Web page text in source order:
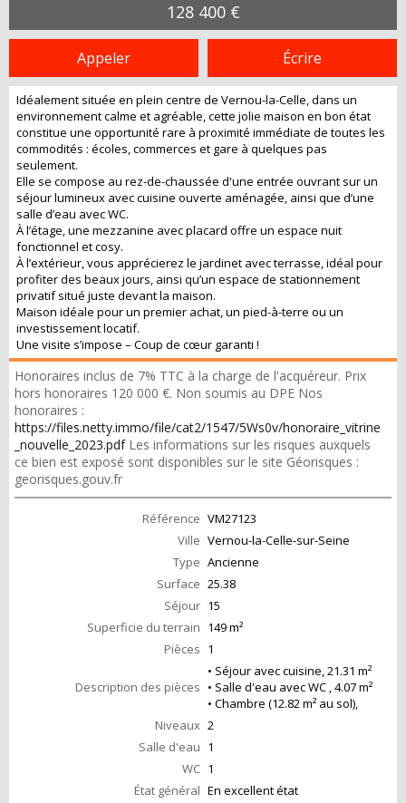
128 400 €
Appeler Écrire
Idéalement située en plein centre de Vernou-la-Celle, dans un
environnement calme et agréable, cette jolie maison en bon état
constitue une opportunité rare à proximité immédiate de toutes les
commodités : écoles, commerces et gare à quelques pas
seulement.
Elle se compose au rez-de-chaussée d'une entrée ouvrant sur un
séjour lumineux avec cuisine ouverte aménagée, ainsi que d’une
salle d’eau avec WC.
À l’étage, une mezzanine avec placard offre un espace nuit
fonctionnel et cosy.
À l’extérieur, vous apprécierez le jardinet avec terrasse, idéal pour
profiter des beaux jours, ainsi qu’un espace de stationnement
privatif situé juste devant la maison.
Maison idéale pour un premier achat, un pied-à-terre ou un
investissement locatif.
Une visite s’impose – Coup de cœur garanti !
Honoraires inclus de 7% TTC à la charge de l'acquéreur. Prix
hors honoraires 120 000 €. Non soumis au DPE Nos
honoraires :
https://files.netty.immo/file/cat2/1547/5Ws0v/honoraire_vitrine
_nouvelle_2023.pdfLes informations sur les risques auxquels
ce bien est exposé sont disponibles sur le site Géorisques :
georisques.gouv.fr
Référence VM27123
Ville Vernou-la-Celle-sur-Seine
Type Ancienne
Surface 25.38
Séjour 15
Superficie du terrain 149 m²
Pièces 1
Description des pièces
• Séjour avec cuisine, 21.31 m²
• Salle d'eau avec WC , 4.07 m²
• Chambre (12.82 m² au sol),
Niveaux 2
Salle d'eau 1
WC 1
État général En excellent état